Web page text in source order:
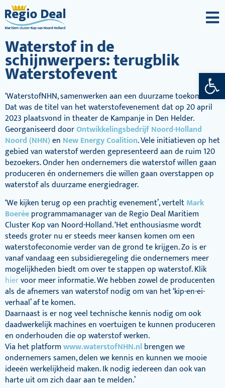
Waterstof in de
schijnwerpers: terugblik
Waterstofevent
‘WaterstofNHN, samenwerken aan een duurzame toekomst’.
Dat was de titel van het waterstofevenement dat op 20 april
2023 plaatsvond in theater de Kampanje in Den Helder.
Georganiseerd doorOntwikkelingsbedrijf Noord-Holland
Noord (NHN)en New Energy Coalition. Vele initiatieven op het
gebied van waterstof werden gepresenteerd aan de ruim 120
bezoekers. Onder hen ondernemers die waterstof willen gaan
produceren én ondernemers die willen gaan overstappen op
waterstof als duurzame energiedrager.
‘We kijken terug op een prachtig evenement’, verteltMark
Boeréeprogrammamanager van de Regio Deal Maritiem
Cluster Kop van Noord-Holland. ‘Het enthousiasme wordt
steeds groter nu er steeds meer kansen komen om een
waterstofeconomie verder van de grond te krijgen. Zo is er
vanaf vandaag een subsidieregeling die ondernemers meer
mogelijkheden biedt om over te stappen op waterstof. Klik
hiervoor meer informatie. We hebben zowel de producenten
als de afnemers van waterstof nodig om van het ‘kip-en-ei-
verhaal’ af te komen.
Daarnaast is er nog veel technische kennis nodig om ook
daadwerkelijk machines en voertuigen te kunnen produceren
en onderhouden die op waterstof werken.
Via het platformwww.waterstofNHN.nl brengen we
ondernemers samen, delen we kennis en kunnen we mooie
ideeën werkelijkheid maken. Ik nodig iedereen dan ook van
harte uit om zich daar aan te melden.’